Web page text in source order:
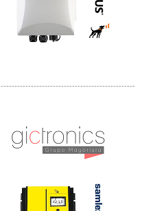
-------------------------------------------------